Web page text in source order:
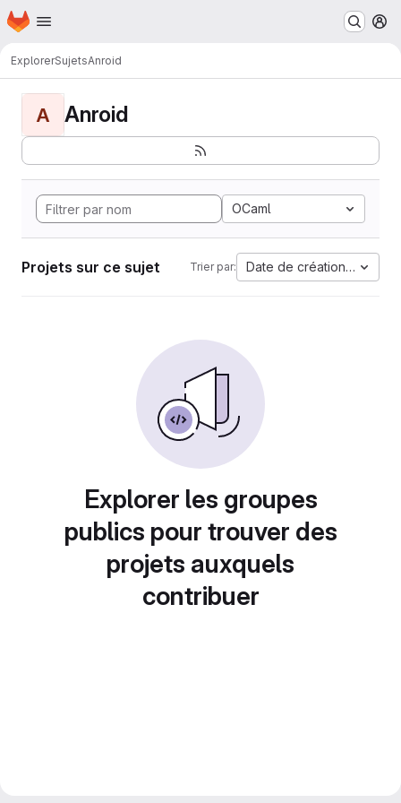
Passer au contenu principal
Page d'accueil
ExplorerSujetsAnroid
A Anroid
OCaml
Projets sur ce sujet Trier par: Date de création la plus
Explorer les groupes
publics pour trouver des
projets auxquels
contribuer